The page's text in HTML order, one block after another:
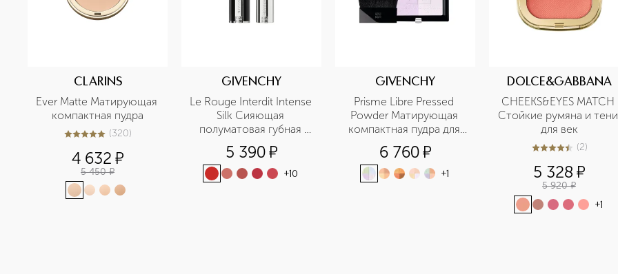
CLARINS
Ever Matte Матирующая
компактная пудра
5из 5320 (320)
4 632 ¤
5 450 ¤
GIVENCHY
Le Rouge Interdit Intense
Silk Сияющая
полуматовая губная
помада
5 390¤
+10
GIVENCHY
Prisme Libre Pressed
Powder Матирующая
компактная пудра для
лица
6 760¤
+1
DOLCE&GABBANA
CHEEKS&EYES MATCH
Стойкие румяна и тени
для век
4.5из52 (2)
5 328 ¤
5 920 ¤
+1